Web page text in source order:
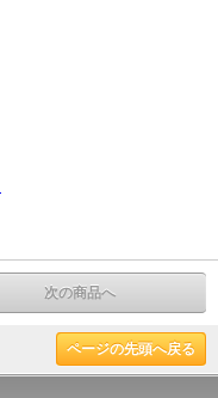
次の商品へ
ページの先頭へ戻る